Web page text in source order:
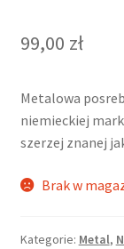
99,00 zł
Metalowa
niemieckiej
szerzej znanej
Brak w
Kategorie: Metal,